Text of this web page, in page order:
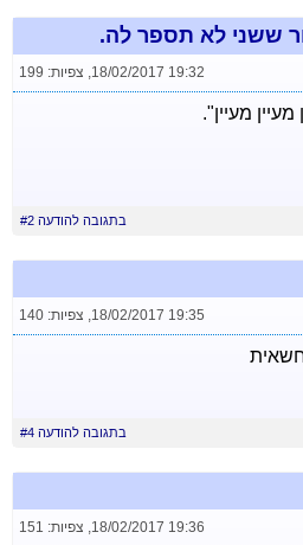
ששני לא תספר לה.
18/02/2017 19:32
, צפיות: 199
מעיין".
בתגובה להודעה #2
18/02/2017 19:35
, צפיות: 140
בתגובה להודעה #4
18/02/2017 19:36
, צפיות: 151